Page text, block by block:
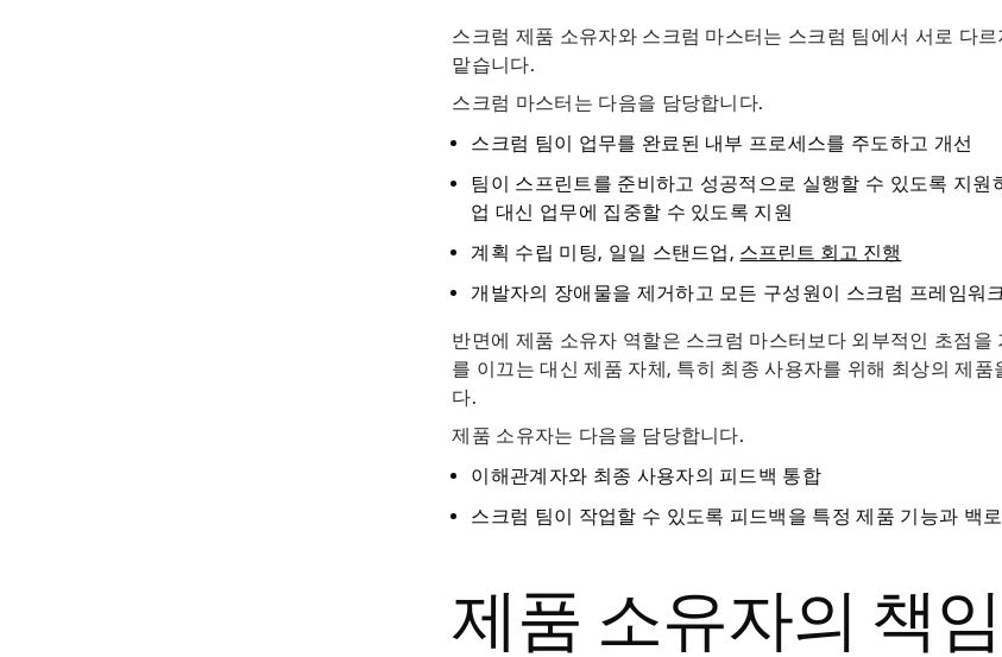
스크럼 제품 소유자와 스크럼 마스터는 스크럼 팀에서 서로 다
맡습니다.
스크럼 마스터는 다음을 담당합니다.
스크럼 팀이 업무를 완료된 내부 프로세스를 주도하고 개선
팀이 스프린트를 준비하고 성공적으로 실행할 수 있도록 지원
업 대신 업무에 집중할 수 있도록 지원
계획 수립 미팅, 일일 스탠드업, 스프린트 회고 진행
개발자의 장애물을 제거하고 모든 구성원이 스크럼 프레임워
반면에 제품 소유자 역할은 스크럼 마스터보다 외부적인 초점을
를 이끄는 대신 제품 자체, 특히 최종 사용자를 위해 최상의 제품
다.
제품 소유자는 다음을 담당합니다.
이해관계자와 최종 사용자의 피드백 통합
스크럼 팀이 작업할 수 있도록 피드백을 특정 제품 기능과 백
제품 소유자의 책임